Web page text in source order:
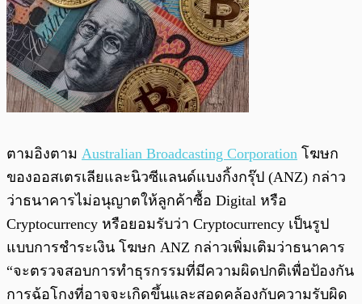
ตามอิงตาม Australian Broadcasting Corporation โฆษก
ของออสเตรเลียและนิวซีแลนด์แบงกิ้งกรุ๊ป (ANZ) กล่าว
ว่าธนาคารไม่อนุญาตให้ลูกค้าซื้อ Digital หรือ
Cryptocurrency หรือยอมรับว่า Cryptocurrency เป็นรูป
แบบการชำระเงิน โฆษก ANZ กล่าวเพิ่มเติมว่าธนาคาร
“จะตรวจสอบการทำธุรกรรมที่มีความผิดปกติเพื่อป้องกัน
การฉ้อโกงที่อาจจะเกิดขึ้นและสอดคล้องกับความรับผิด